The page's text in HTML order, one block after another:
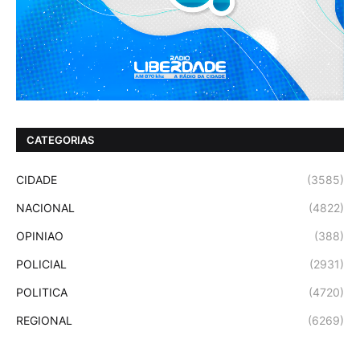
CATEGORIAS
CIDADE (3585)
NACIONAL (4822)
OPINIAO (388)
POLICIAL (2931)
POLITICA (4720)
REGIONAL (6269)